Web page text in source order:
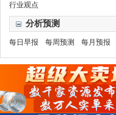
行业观点
分析预测
每日早报 每周预测 每月预报